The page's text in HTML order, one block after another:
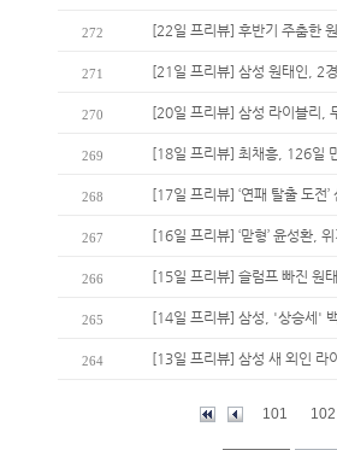
272 [22일 프리뷰] 후반기 주춤한
271 [21일 프리뷰] 삼성 원태인, 2
270 [20일 프리뷰] 삼성 라이블리,
269 [18일 프리뷰] 최채흥, 126일
268 [17일 프리뷰] ‘연패 탈출 도전
267 [16일 프리뷰] ‘맏형’ 윤성환,
266 [15일 프리뷰] 슬럼프 빠진 원
265 [14일 프리뷰] 삼성, '상승세'
264 [13일 프리뷰] 삼성 새 외인 라
101 102